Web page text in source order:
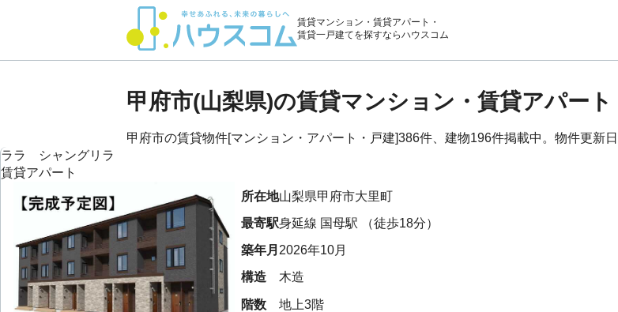
賃貸マンション・賃貸アパート・
賃貸一戸建てを探すならハウスコム
甲府市(山梨県)の賃貸マンション・賃貸アパー
甲府市の賃貸物件[マンション・アパート・戸建]386件、建物196件掲載中。物件更新
ララ シャングリラ
賃貸アパート
所在地山梨県甲府市大里町
最寄駅身延線 国母駅 （徒歩18分）
築年月 2026年10月
構造 木造
階数 地上3階